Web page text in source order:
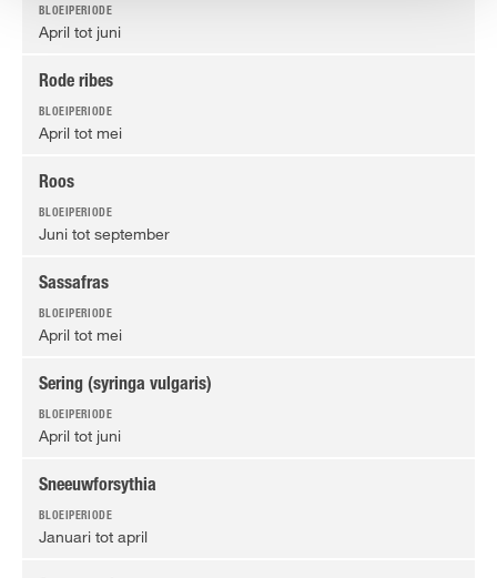
April tot juni
Rode ribes
April tot mei
Roos
Juni tot september
Sassafras
April tot mei
Sering (syringa vulgaris)
April tot juni
Sneeuwforsythia
Januari tot april